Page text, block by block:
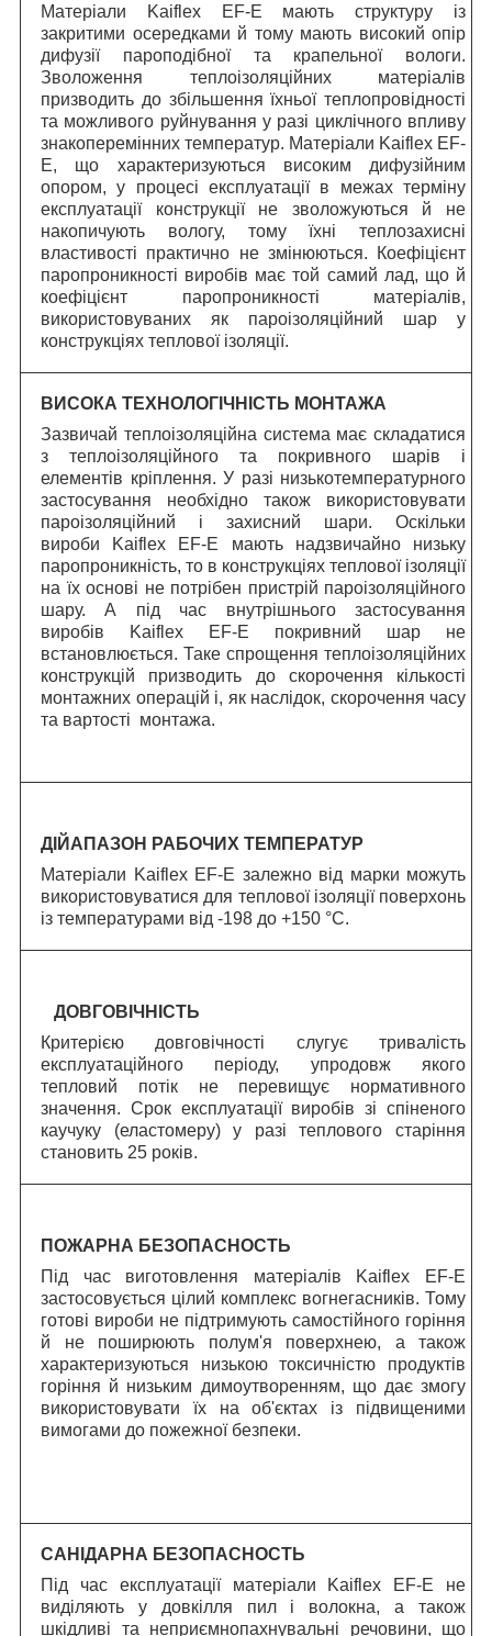
Матеріали Kaiflex EF-E мають структуру із
закритими осередками й тому мають високий опір
дифузії пароподібної та крапельної вологи.
Зволоження теплоізоляційних матеріалів
призводить до збільшення їхньої теплопровідності
та можливого руйнування у разі циклічного впливу
знакоперемінних температур. Матеріали Kaiflex EF-
E, що характеризуються високим дифузійним
опором, у процесі експлуатації в межах терміну
експлуатації конструкції не зволожуються й не
накопичують вологу, тому їхні теплозахисні
властивості практично не змінюються. Коефіцієнт
паропроникності виробів має той самий лад, що й
коефіцієнт паропроникності матеріалів,
використовуваних як пароізоляційний шар у
конструкціях теплової ізоляції.
ВИСОКА ТЕХНОЛОГІЧНІСТЬ МОНТАЖА
Зазвичай теплоізоляційна система має складатися
з теплоізоляційного та покривного шарів і
елементів кріплення. У разі низькотемпературного
застосування необхідно також використовувати
пароізоляційний і захисний шари. Оскільки
вироби Kaiflex EF-E мають надзвичайно низьку
паропроникність, то в конструкціях теплової ізоляції
на їх основі не потрібен пристрій пароізоляційного
шару. А під час внутрішнього застосування
виробів Kaiflex EF-E покривний шар не
встановлюється. Таке спрощення теплоізоляційних
конструкцій призводить до скорочення кількості
монтажних операцій і, як наслідок, скорочення часу
та вартості монтажа.
ДІЙАПАЗОН РАБОЧИХ ТЕМПЕРАТУР
Матеріали Kaiflex EF-E залежно від марки можуть
використовуватися для теплової ізоляції поверхонь
із температурами від -198 до +150 °C.
ДОВГОВІЧНІСТЬ
Критерією довговічності слугує тривалість
експлуатаційного періоду, упродовж якого
тепловий потік не перевищує нормативного
значення. Cрок експлуатації виробів зі спіненого
каучуку (еластомеру) у разі теплового старіння
становить 25 років.
ПОЖАРНА БЕЗОПАСНОСТЬ
Під час виготовлення матеріалів Kaiflex EF-E
застосовується цілий комплекс вогнегасників. Тому
готові вироби не підтримують самостійного горіння
й не поширюють полум'я поверхнею, а також
характеризуються низькою токсичністю продуктів
горіння й низьким димоутворенням, що дає змогу
використовувати їх на об'єктах із підвищеними
вимогами до пожежної безпеки.
САНІДАРНА БЕЗОПАСНОСТЬ
Під час експлуатації матеріали Kaiflex EF-E не
виділяють у довкілля пил і волокна, а також
шкідливі та неприємнопахнувальні речовини, що